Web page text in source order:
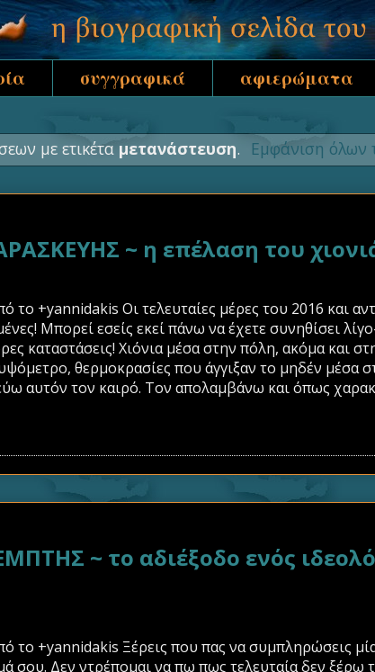
συγγραφικά αφιερώματα
με ετικέτα μετανάστευση. Εμφάνιση όλων
~ η επέλαση του
το +yannidakis Οι τελευταίες μέρες του 2016 και
Μπορεί εσείς εκεί πάνω να έχετε συνηθίσει
καταστάσεις! Χιόνια μέσα στην πόλη, ακόμα και
θερμοκρασίες που άγγιξαν το μηδέν μέσα
αυτόν τον καιρό. Τον απολαμβάνω και όπως
~ το αδιέξοδο ενός
το +yannidakis Ξέρεις που πας να συμπληρώσεις
σου. Δεν ντρέπομαι να πω πως τελευταία δεν ξέρω